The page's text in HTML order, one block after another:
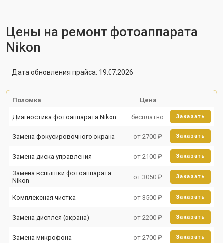
Цены на ремонт фотоаппарата
Nikon
Дата обновления прайса: 19.07.2026
Поломка Цена
Диагностика фотоаппарата Nikon бесплатно Заказать
Замена фокусировочного экрана от 2700 ₽ Заказать
Замена диска управления от 2100 ₽ Заказать
Замена вспышки фотоаппарата
Nikon
от 3050 ₽ Заказать
Комплексная чистка от 3500 ₽ Заказать
Замена дисплея (экрана) от 2200 ₽ Заказать
Замена микрофона от 2700 ₽ Заказать